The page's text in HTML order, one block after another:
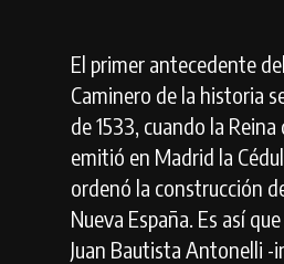
El primer antecedente
Caminero de la historia
de 1533, cuando la Reina
emitió en Madrid la
ordenó la construcción
Nueva España. Es así
Juan Bautista Antonelli